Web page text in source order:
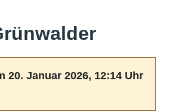
20. Januar 2026, 12:14 Uhr